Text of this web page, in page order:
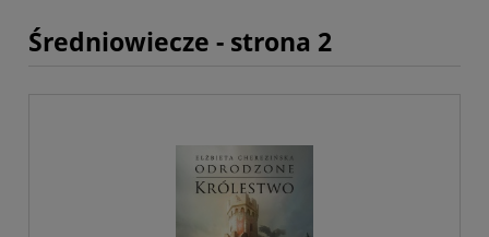
Średniowiecze - strona 2